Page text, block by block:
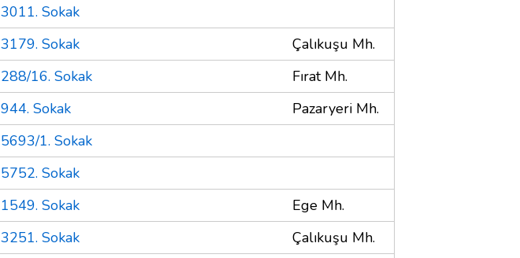
3011. Sokak
3179. Sokak
Çalıkuşu Mh.
288/16. Sokak
Fırat Mh.
944. Sokak
Pazaryeri Mh.
5693/1. Sokak
5752. Sokak
1549. Sokak
Ege Mh.
3251. Sokak
Çalıkuşu Mh.